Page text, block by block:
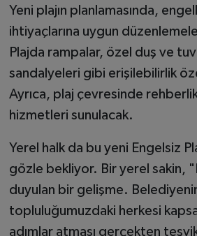
Yeni plajın planlamasında,
ihtiyaçlarına uygun
Plajda rampalar, özel duş ve
sandalyeleri gibi erişilebilirlik
Ayrıca, plaj çevresinde
hizmetleri sunulacak.
Yerel halk da bu yeni Engelsiz
gözle bekliyor. Bir yerel sakin,
duyulan bir gelişme.
topluluğumuzdaki herkesi
adımlar atması gerçekten